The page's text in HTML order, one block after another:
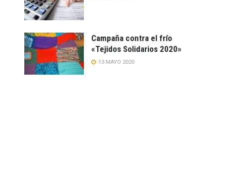
Campaña contra el frío
«Tejidos Solidarios 2020»
13 MAYO 2020